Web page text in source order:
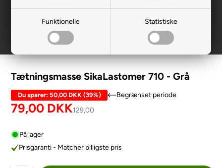
Funktionelle Statistiske
Tætningsmasse SikaLastomer 710 - Grå
Du sparer: 50,00 DKK (39%) Begrænset periode
79,00 DKK129,00
På lager
Prisgaranti - Matcher billigste pris